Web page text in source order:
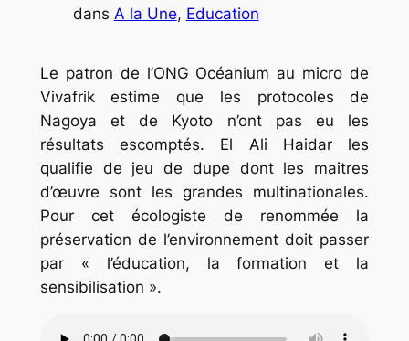
dans A la Une, Education
Le patron de l’ONG Océanium au micro de
Vivafrik estime que les protocoles de
Nagoya et de Kyoto n’ont pas eu les
résultats escomptés. El Ali Haidar les
qualifie de jeu de dupe dont les maitres
d’œuvre sont les grandes multinationales.
Pour cet écologiste de renommée la
préservation de l’environnement doit passer
par « l’éducation, la formation et la
sensibilisation ».